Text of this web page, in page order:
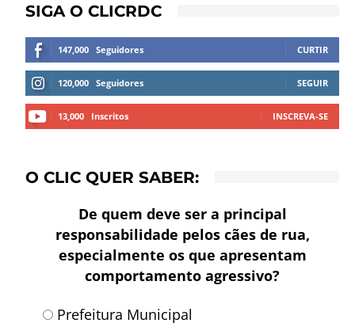
SIGA O CLICRDC
147,000 Seguidores CURTIR
120,000 Seguidores SEGUIR
13,000 Inscritos INSCREVA-SE
O CLIC QUER SABER:
De quem deve ser a principal
responsabilidade pelos cães de rua,
especialmente os que apresentam
comportamento agressivo?
Prefeitura Municipal